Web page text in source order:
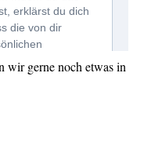
wir gerne noch etwas in